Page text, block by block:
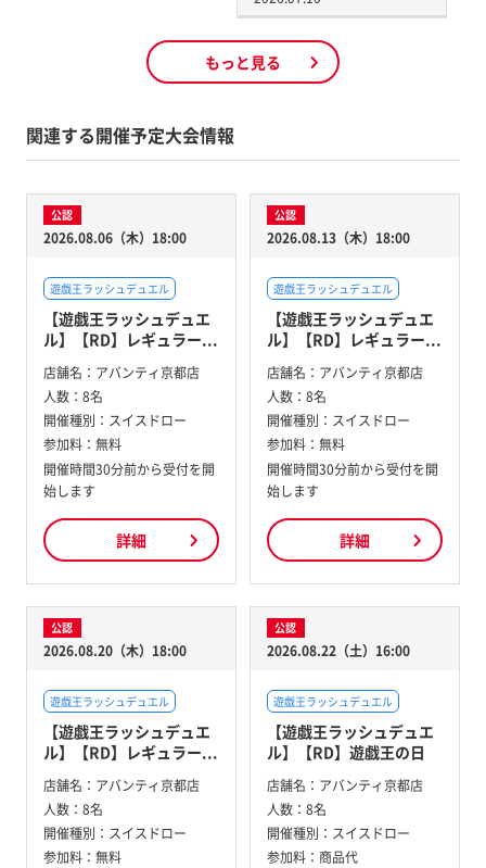
もっと見る
関連する開催予定大会情報
公認
2026.08.06（木）18:00
遊戯王ラッシュデュエル
【遊戯王ラッシュデュエ
ル】【RD】レギュラー...
店舗名： アバンティ京都店
人数： 8名
開催種別： スイスドロー
参加料： 無料
開催時間30分前から受付を開
始します
詳細
公認
2026.08.13（木）18:00
遊戯王ラッシュデュエル
【遊戯王ラッシュデュエ
ル】【RD】レギュラー...
店舗名： アバンティ京都店
人数： 8名
開催種別： スイスドロー
参加料： 無料
開催時間30分前から受付を開
始します
詳細
公認
2026.08.20（木）18:00
遊戯王ラッシュデュエル
【遊戯王ラッシュデュエ
ル】【RD】レギュラー...
店舗名： アバンティ京都店
人数： 8名
開催種別： スイスドロー
参加料： 無料
公認
2026.08.22（土）16:00
遊戯王ラッシュデュエル
【遊戯王ラッシュデュエ
ル】【RD】遊戯王の日
店舗名： アバンティ京都店
人数： 8名
開催種別： スイスドロー
参加料： 商品代